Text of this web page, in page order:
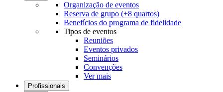
Organização de eventos
Reserva de grupo (+8 quartos)
Benefícios do programa de fidelidade
Tipos de eventos
Reuniões
Eventos privados
Seminários
Convenções
Ver mais
Profissionais